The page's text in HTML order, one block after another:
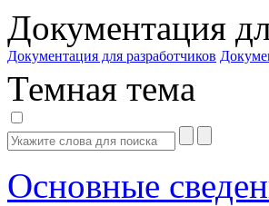
Документация
Документация для разработчиков
Темная тема
Основные